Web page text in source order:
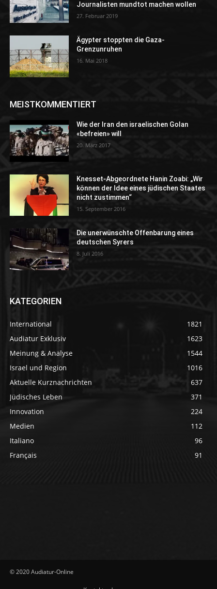
Journalisten mundtot machen wollen
27. Februar 2019
Ägypter stoppten die Gaza-
Grenzunruhen
16. Mai 2018
MEISTKOMMENTIERT
Wie der Iran den israelischen Golan
«befreien» will
20. März 2017
Knesset-Abgeordnete Hanin Zoabi: „Wir
können der Idee eines jüdischen Staates
nicht zustimmen“
15. September 2016
Die unerwünschte Offenbarung eines
deutschen Syrers
8. Juli 2016
KATEGORIEN
International
1821
Audiatur Exklusiv
1623
Meinung & Analyse
1544
Israel und Region
1016
Aktuelle Kurznachrichten
637
Jüdisches Leben
371
Innovation
224
Medien
112
Italiano
96
Français
91
© 2020 Audiatur-Online